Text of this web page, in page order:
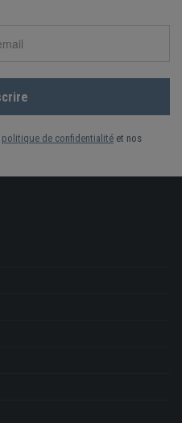
politique de confidentialité et nos